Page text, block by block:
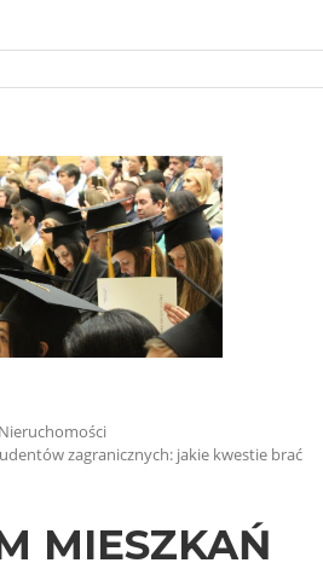
zagranicznych: jakie kwestie brać
MIESZKAŃ